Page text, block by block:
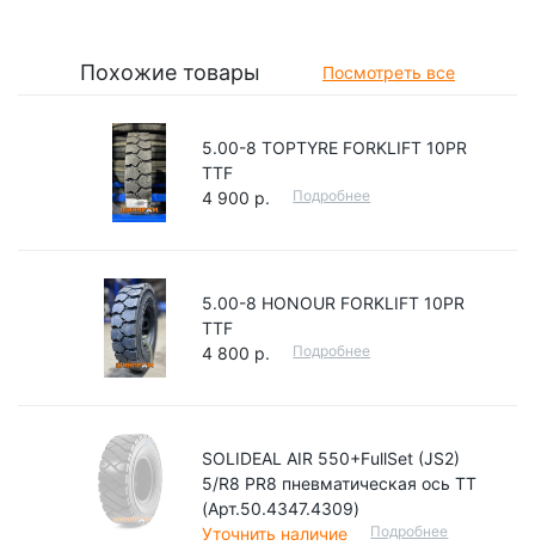
Похожие товары Посмотреть все
5.00-8 TOPTYRE FORKLIFT 10PR
TTF
4 900 р.
Подробнее
5.00-8 HONOUR FORKLIFT 10PR
TTF
4 800 р.
Подробнее
SOLIDEAL AIR 550+FullSet (JS2)
5/R8 PR8 пневматическая ось TT
(Арт.50.4347.4309)
Уточнить наличие
Подробнее